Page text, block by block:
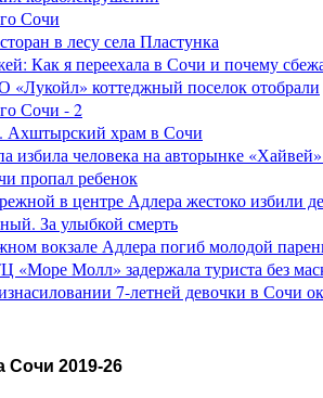
Сочи
в лесу села Пластунка
Как я переехала в Сочи и почему
коттеджный поселок отобрали
Сочи - 2
Ахштырский храм в Сочи
избила человека на авторынке
пропал ребенок
в центре Адлера жестоко избили
За улыбкой смерть
вокзале Адлера погиб молодой
«Море Молл» задержала туриста без
7-летней девочки в Сочи
Сочи 2019-26